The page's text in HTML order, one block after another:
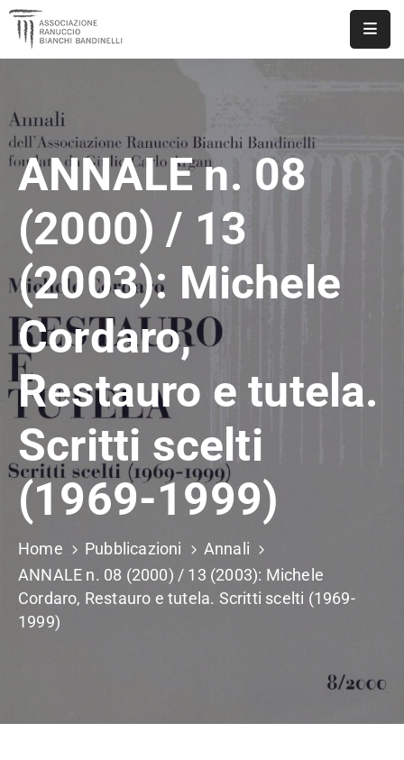
NOTIZIE
DOCUMENTI
PUBBLICAZIONI
CONTATTI
ANNALE n. 08
(2000) / 13
(2003): Michele
Cordaro,
Restauro e tutela.
Scritti scelti
(1969-1999)
Home Pubblicazioni
Annali
ANNALE n. 08 (2000) / 13 (2003): Michele
Cordaro, Restauro e tutela. Scritti scelti (1969-
1999)